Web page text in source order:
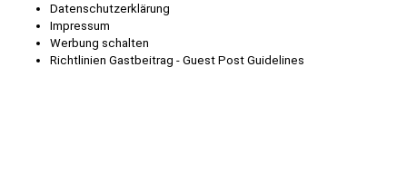
Datenschutzerklärung
Impressum
Werbung schalten
Richtlinien Gastbeitrag - Guest Post Guidelines